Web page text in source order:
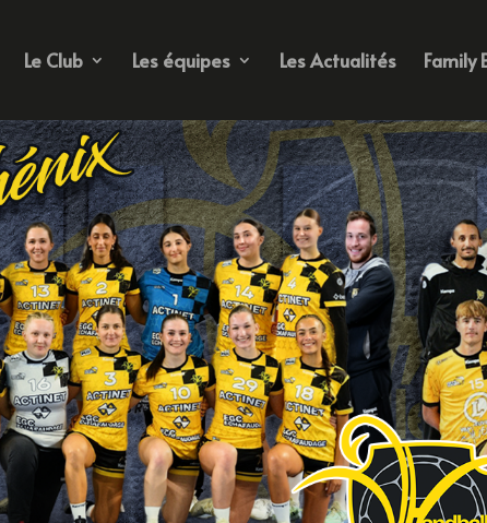
Le Club Les équipes Les Actualités Family